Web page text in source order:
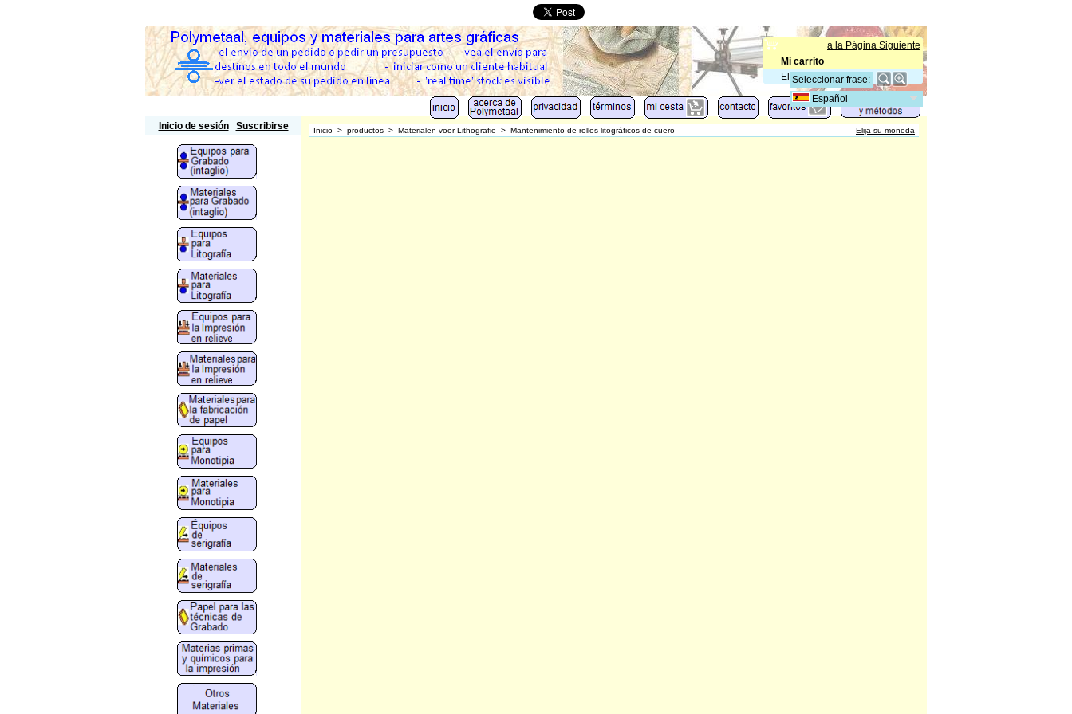
a la Página Siguiente
Mi carrito
Elementos:0
Español
Inicio de sesión Suscribirse Inicio > productos > Materialen voor Lithografie > Mantenimiento de rollos litográficos de cuero Elija su moneda